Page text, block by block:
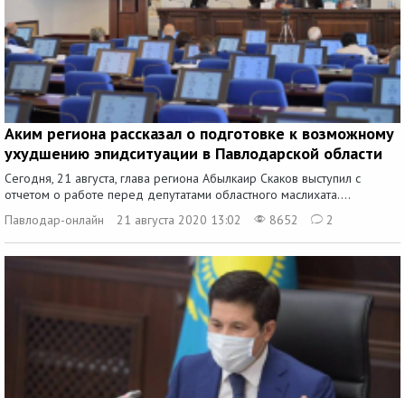
Аким региона рассказал о подготовке к возможному
ухудшению эпидситуации в Павлодарской области
Сегодня, 21 августа, глава региона Абылкаир Скаков выступил с
отчетом о работе перед депутатами областного маслихата....
Павлодар-онлайн
21 августа 2020 13:02 8652 2